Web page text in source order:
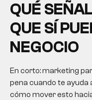
QUÉ
QUE SÍ
NEGOCIO
En corto:marketing
pena cuando te ayuda
cómo mover esto